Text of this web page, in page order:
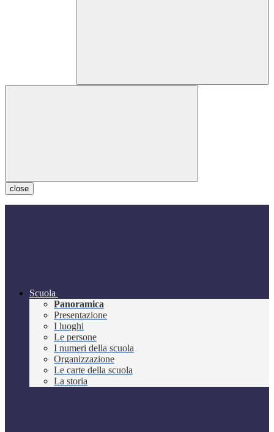
close
Scuola
Panoramica
Presentazione
I luoghi
Le persone
I numeri della scuola
Organizzazione
Le carte della scuola
La storia